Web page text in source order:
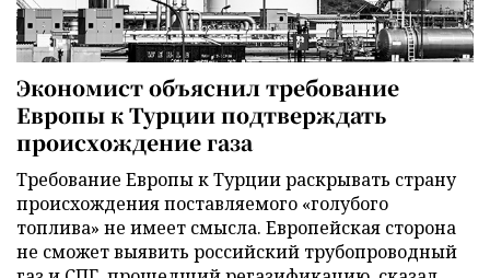
Экономист объяснил требование
Европы к Турции подтверждать
происхождение газа
Требование Европы к Турции раскрывать страну
происхождения поставляемого «голубого
топлива» не имеет смысла. Европейская сторона
не сможет выявить российский трубопроводный